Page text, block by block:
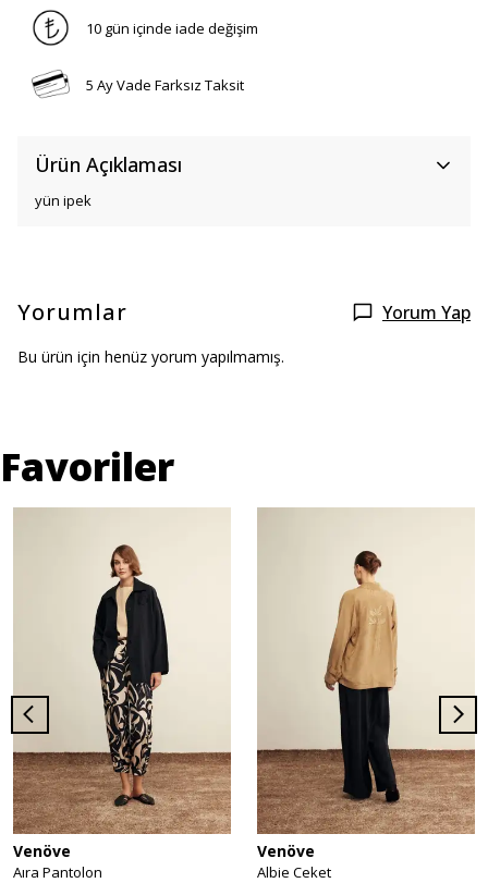
10 gün içinde iade değişim
5 Ay Vade Farksız Taksit
Ürün Açıklaması
yün ipek
Yorumlar Yorum Yap
Bu ürün için henüz yorum yapılmamış.
Favoriler
Venöve
Aıra Pantolon
Venöve
Albie Ceket